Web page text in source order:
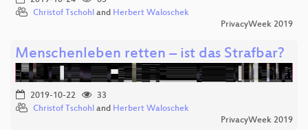
Christof Tschohl and Herbert Waloschek
PrivacyWeek 2019
Menschenleben retten – ist das Strafbar?
2019-10-22
33
Christof Tschohl and Herbert Waloschek
PrivacyWeek 2019